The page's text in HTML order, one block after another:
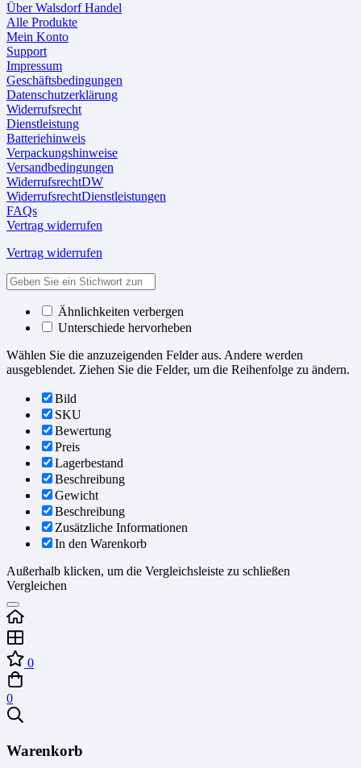
Über Walsdorf Handel
Alle Produkte
Mein Konto
Support
Impressum
Geschäftsbedingungen
Datenschutzerklärung
Widerrufsrecht
Dienstleistung
Batteriehinweis
Verpackungshinweise
Versandbedingungen
WiderrufsrechtDW
WiderrufsrechtDienstleistungen
FAQs
Vertrag widerrufen
Vertrag widerrufen
Ähnlichkeiten verbergen
Unterschiede hervorheben
Wählen Sie die anzuzeigenden Felder aus. Andere werden
ausgeblendet. Ziehen Sie die Felder, um die Reihenfolge zu ändern.
Bild
SKU
Bewertung
Preis
Lagerbestand
Beschreibung
Gewicht
Beschreibung
Zusätzliche Informationen
In den Warenkorb
Außerhalb klicken, um die Vergleichsleiste zu schließen
Vergleichen
0
0
Warenkorb